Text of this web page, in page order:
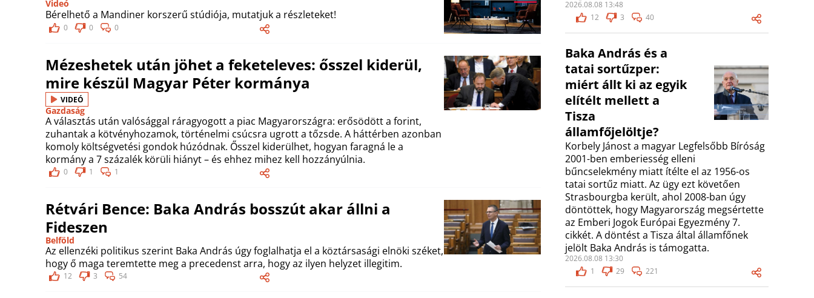
Videó
Bérelhető a Mandiner korszerű stúdiója, mutatjuk a részleteket!
0 0 0
Mézeshetek után jöhet a feketeleves: ősszel kiderül,
mire készül Magyar Péter kormánya
VIDEÓ
Gazdaság
A választás után valósággal ráragyogott a piac Magyarországra: erősödött a forint,
zuhantak a kötvényhozamok, történelmi csúcsra ugrott a tőzsde. A háttérben azonban
komoly költségvetési gondok húzódnak. Ősszel kiderülhet, hogyan faragná le a
kormány a 7 százalék körüli hiányt – és ehhez mihez kell hozzányúlnia.
0 1 1
Rétvári Bence: Baka András bosszút akar állni a
Fideszen
Belföld
Az ellenzéki politikus szerint Baka András úgy foglalhatja el a köztársasági elnöki széket,
hogy ő maga teremtette meg a precedenst arra, hogy az ilyen helyzet illegitim.
12 3 54
2026.08.08 13:48
12
3 40
Baka András és a
tatai sortűzper:
miért állt ki az egyik
elítélt mellett a
Tisza
államfőjelöltje?
Korbely Jánost a magyar Legfelsőbb Bíróság
2001-ben emberiesség elleni
bűncselekmény miatt ítélte el az 1956-os
tatai sortűz miatt. Az ügy ezt követően
Strasbourgba került, ahol 2008-ban úgy
döntöttek, hogy Magyarország megsértette
az Emberi Jogok Európai Egyezmény 7.
cikkét. A döntést a Tisza által államfőnek
jelölt Baka András is támogatta.
2026.08.08 13:30
1
29 221